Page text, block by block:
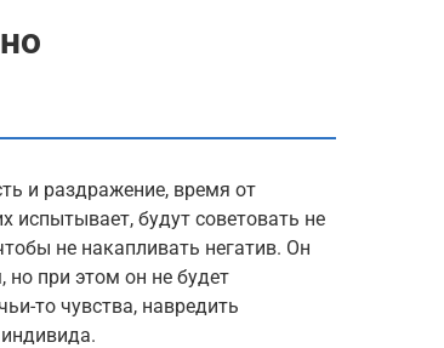
и раздражение, время от
испытывает, будут советовать не
не накапливать негатив. Он
но при этом он не будет
то чувства, навредить